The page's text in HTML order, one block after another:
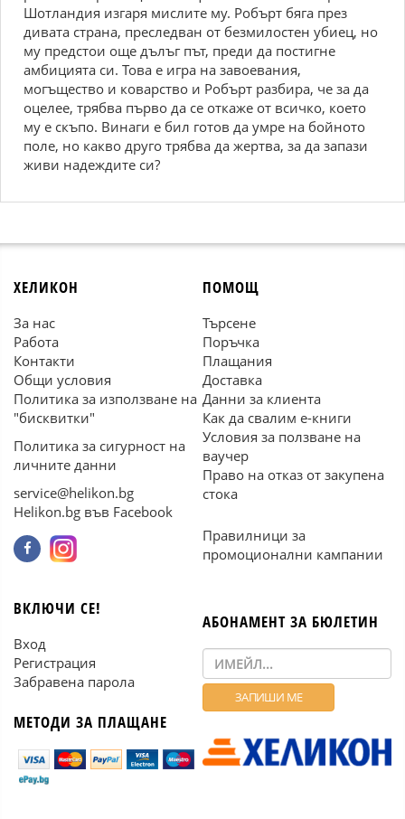
Шотландия изгаря мислите му. Робърт бяга през
дивата страна, преследван от безмилостен убиец, но
му предстои още дълъг път, преди да постигне
амбицията си. Това е игра на завоевания,
могъщество и коварство и Робърт разбира, че за да
оцелее, трябва първо да се откаже от всичко, което
му е скъпо. Винаги е бил готов да умре на бойното
поле, но какво друго трябва да жертва, за да запази
живи надеждите си?
ХЕЛИКОН
За нас
Работа
Контакти
Общи условия
Политика за използване на
"бисквитки"
Политика за сигурност на
личните данни
service@helikon.bg
Helikon.bg във Facebook
ПОМОЩ
Търсене
Поръчка
Плащания
Доставка
Данни за клиента
Как да свалим е-книги
Условия за ползване на
ваучер
Право на отказ от закупена
стока
Правилници за
промоционални кампании
ВКЛЮЧИ СЕ!
Вход
Регистрация
Забравена парола
МЕТОДИ ЗА ПЛАЩАНЕ
АБОНАМЕНТ ЗА БЮЛЕТИН